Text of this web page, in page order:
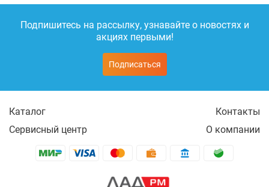
Подпишитесь на рассылку, узнавайте о новостях и
акциях первыми!
Подписаться
Каталог
Контакты
Сервисный центр
О компании